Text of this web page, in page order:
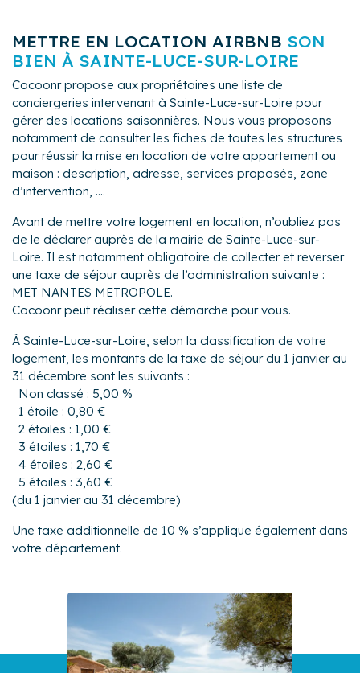
METTRE EN LOCATION AIRBNB SON
BIEN À SAINTE-LUCE-SUR-LOIRE
Cocoonr propose aux propriétaires une liste de
conciergeries intervenant à Sainte-Luce-sur-Loire pour
gérer des locations saisonnières. Nous vous proposons
notamment de consulter les fiches de toutes les structures
pour réussir la mise en location de votre appartement ou
maison : description, adresse, services proposés, zone
d’intervention, ....
Avant de mettre votre logement en location, n’oubliez pas
de le déclarer auprès de la mairie de Sainte-Luce-sur-
Loire. Il est notamment obligatoire de collecter et reverser
une taxe de séjour auprès de l’administration suivante :
MET NANTES METROPOLE.
Cocoonr peut réaliser cette démarche pour vous.
À Sainte-Luce-sur-Loire, selon la classification de votre
logement, les montants de la taxe de séjour du 1 janvier au
31 décembre sont les suivants :
Non classé : 5,00 %
1 étoile : 0,80 €
2 étoiles : 1,00 €
3 étoiles : 1,70 €
4 étoiles : 2,60 €
5 étoiles : 3,60 €
(du 1 janvier au 31 décembre)
Une taxe additionnelle de 10 % s’applique également dans
votre département.